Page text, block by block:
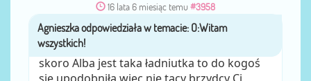
16 lata 6 miesiąc temu #3958
przezAgnieszka
skoro Alba jest taka ładniutka to do kogoś